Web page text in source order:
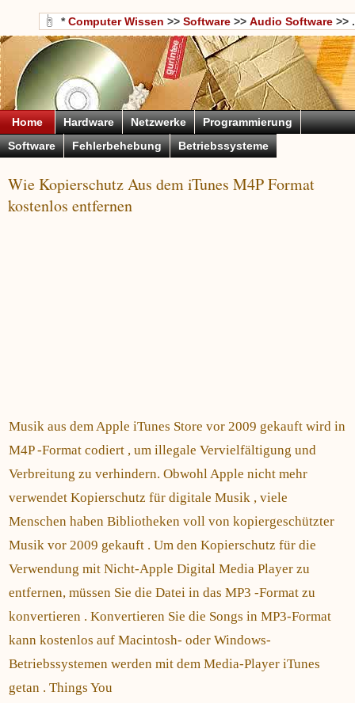
*Computer Wissen >> Software >> Audio Software >> .
Home Hardware Netzwerke
Programmierung
Software
Fehlerbehebung Betriebssysteme
Wie Kopierschutz Aus dem iTunes M4P Format
kostenlos entfernen
Musik aus dem Apple iTunes Store vor 2009 gekauft wird in
M4P -Format codiert , um illegale Vervielfältigung und
Verbreitung zu verhindern. Obwohl Apple nicht mehr
verwendet Kopierschutz für digitale Musik , viele
Menschen haben Bibliotheken voll von kopiergeschützter
Musik vor 2009 gekauft . Um den Kopierschutz für die
Verwendung mit Nicht-Apple Digital Media Player zu
entfernen, müssen Sie die Datei in das MP3 -Format zu
konvertieren . Konvertieren Sie die Songs in MP3-Format
kann kostenlos auf Macintosh- oder Windows-
Betriebssystemen werden mit dem Media-Player iTunes
getan . Things You